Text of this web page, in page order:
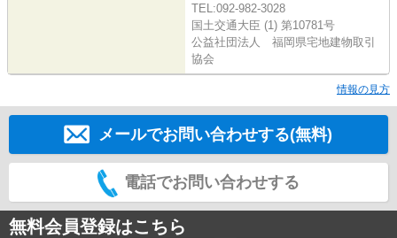
TEL:092-982-3028
国土交通大臣 (1) 第10781号
公益社団法人 福岡県宅地建物取引
協会
情報の見方
メールでお問い合わせする(無料)
電話でお問い合わせする
無料会員登録はこちら